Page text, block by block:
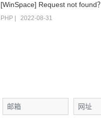
[WinSpace] Request not found？
PHP 2022-08-31